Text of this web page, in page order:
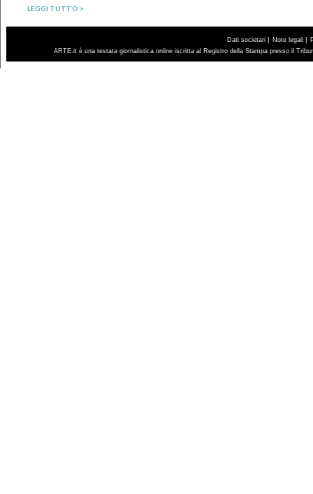
LEGGI TUTTO >
Dati societari | Note legali |
ARTE.it è una testata giornalistica online iscritta al Registro della Stampa presso il